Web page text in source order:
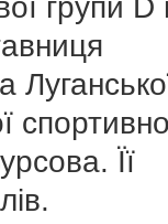
групи
Її